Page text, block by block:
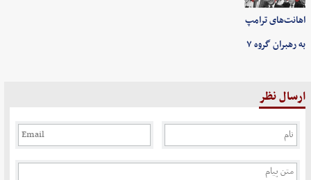
اهانت‌های ترامپ
به رهبران گروه ۷
ارسال نظر